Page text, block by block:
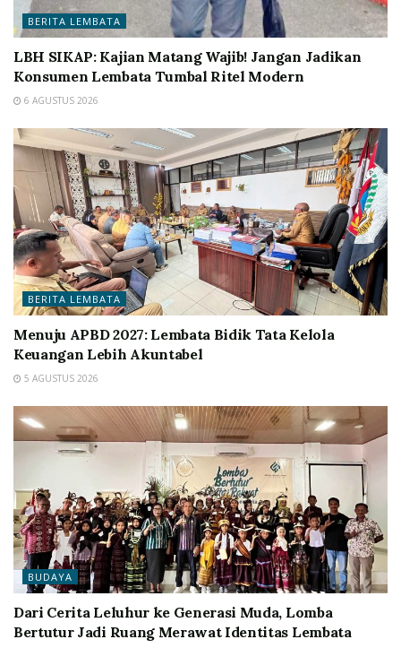
BERITA LEMBATA
LBH SIKAP: Kajian Matang Wajib! Jangan Jadikan
Konsumen Lembata Tumbal Ritel Modern
6 AGUSTUS 2026
BERITA LEMBATA
Menuju APBD 2027: Lembata Bidik Tata Kelola
Keuangan Lebih Akuntabel
5 AGUSTUS 2026
BUDAYA
Dari Cerita Leluhur ke Generasi Muda, Lomba
Bertutur Jadi Ruang Merawat Identitas Lembata